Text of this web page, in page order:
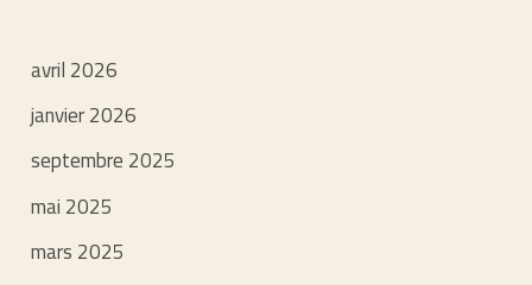
avril 2026
janvier 2026
septembre 2025
mai 2025
mars 2025